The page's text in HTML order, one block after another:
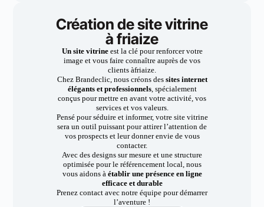
Création de site vitrine
à friaize
Un site vitrineest la clé pour renforcer votre
image et vous faire connaître auprès de vos
clients àfriaize.
Chez Brandeclic, nous créons dessites internet
élégants et professionnels, spécialement
conçus pour mettre en avant votre activité, vos
services et vos valeurs.
Pensé pour séduire et informer, votre site vitrine
sera un outil puissant pour attirer l’attention de
vos prospects et leur donner envie de vous
contacter.
Avec des designs sur mesure et une structure
optimisée pour le référencement local, nous
vous aidons à établir une présence en ligne
efficace et durable
Prenez contact avec notre équipe pour démarrer
l’aventure !